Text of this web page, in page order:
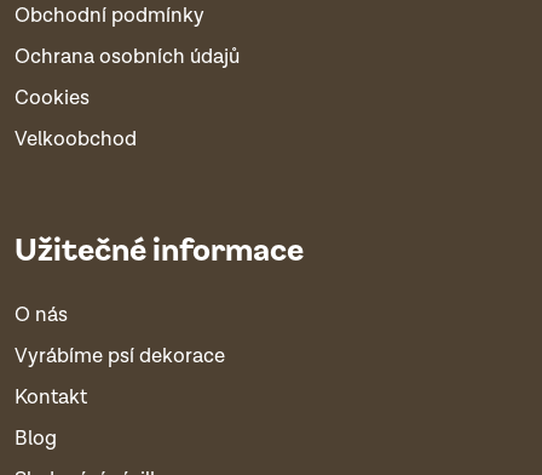
Obchodní podmínky
Ochrana osobních údajů
Cookies
Velkoobchod
Užitečné informace
O nás
Vyrábíme psí dekorace
Kontakt
Blog